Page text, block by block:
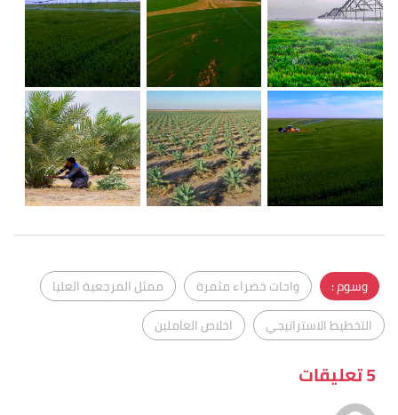
وسوم : واحات خضراء مثمرة
ممثل المرجعية العليا
التخطيط الاستراتيجي
اخلاص العاملين
5 تعليقات